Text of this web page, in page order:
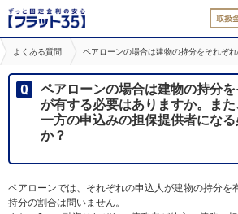
よくある質問 ペアローンの場合は建物の持分をそれぞ
ペアローンの場合は建物の持分
が有する必要はありますか。ま
一方の申込みの担保提供者にな
か？
ペアローンでは、それぞれの申込人が建物の持分を
持分の割合は問いません。